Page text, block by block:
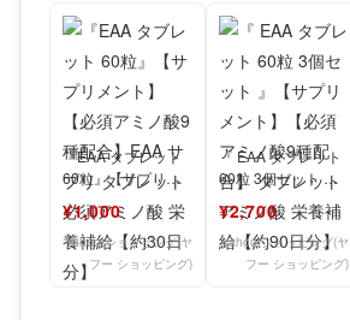
『EAA タブレット
60粒』【サプリメ
ント】【必須アミノ
酸9種配合】EAA サ
¥1,000
Yahoo!ショッピング(ヤ
フー ショッピング)
『 EAA タブレット
60粒 3個セット 』
【サプリメント】
【必須アミノ酸9種
¥2,700
Yahoo!ショッピング(ヤ
フー ショッピング)